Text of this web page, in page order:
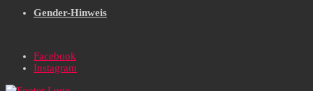
Gender-Hinweis
Facebook
Instagram